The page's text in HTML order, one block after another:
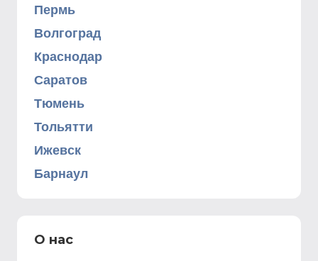
Пермь
Волгоград
Краснодар
Саратов
Тюмень
Тольятти
Ижевск
Барнаул
О нас